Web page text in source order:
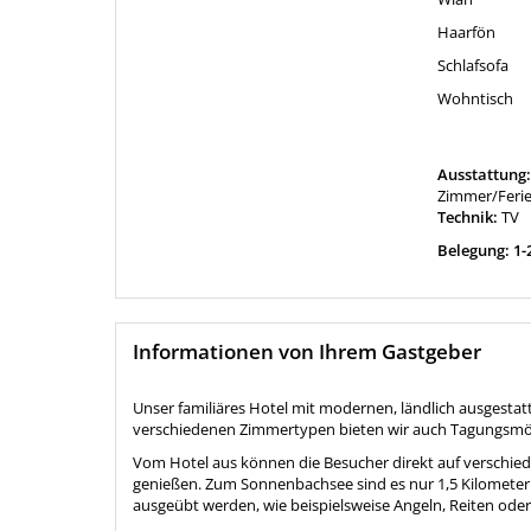
Haarfön
Schlafsofa
Wohntisch
Zimmer/
Technik:TV
Belegung:
Informationen von Ihrem Gastgeber
Unser familiäres Hotel mit modernen, ländlich
verschiedenen Zimmertypen bieten wir auch
Vom Hotel aus können die Besucher direkt auf
genießen. Zum Sonnenbachsee sind es nur 1,5
ausgeübt werden, wie beispielsweise Angeln, Reiten